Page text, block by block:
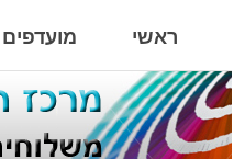
ראשי מועדפים